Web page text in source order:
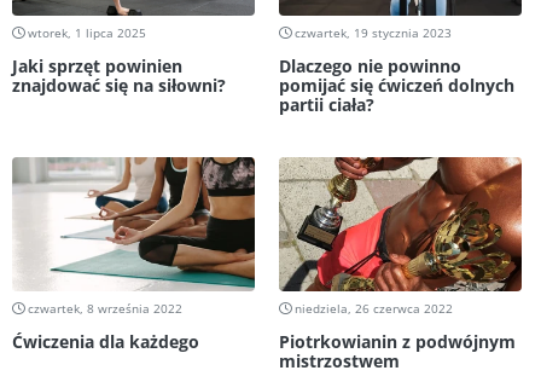
wtorek, 1 lipca 2025
Jaki sprzęt powinien
znajdować się na siłowni?
czwartek, 19 stycznia 2023
Dlaczego nie powinno
pomijać się ćwiczeń dolnych
partii ciała?
czwartek, 8 września 2022
Ćwiczenia dla każdego
niedziela, 26 czerwca 2022
Piotrkowianin z podwójnym
mistrzostwem